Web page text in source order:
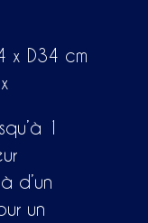
x D34 cm
1
d’un
un